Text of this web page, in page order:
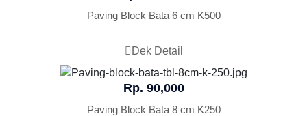
Paving Block Bata 6 cm K500
Dek Detail
Rp. 90,000
Paving Block Bata 8 cm K250